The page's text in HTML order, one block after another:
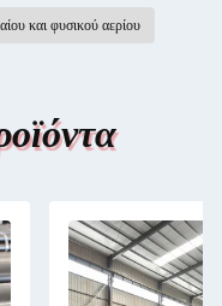
και φυσικού αερίου